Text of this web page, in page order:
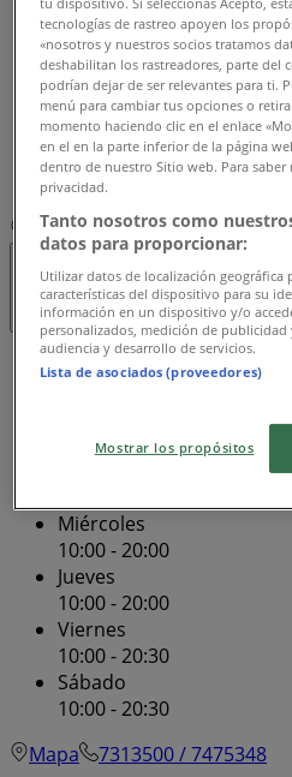
10:00 - 20:00
Jueves
10:00 - 20:00
Viernes
10:00 - 20:30
Sábado
10:00 - 20:30
Mapa
7313500 / 7475348
AbiertoHasta las 20:30
Domingo
10:00 - 20:00
Miércoles
10:00 - 20:00
Jueves
10:00 - 20:00
Viernes
10:00 - 20:30
Sábado
10:00 - 20:30
Mapa
7313500 / 7475348
tecnologías de rastreo apoyen los
«nosotros y nuestros socios tratamos
deshabilitan los rastreadores, parte del
podrían dejar de ser relevantes para ti.
menú para cambiar tus opciones o
momento haciendo clic en el enlace
en el en la parte inferior de la página
dentro de nuestro Sitio web. Para
privacidad.
Tanto nosotros como
datos para proporcionar:
Utilizar datos de localización geográfica
características del dispositivo para su
información en un dispositivo y/o
personalizados, medición de
audiencia y desarrollo de servicios.
Lista de asociados (proveedores)
Mostrar los propósitos